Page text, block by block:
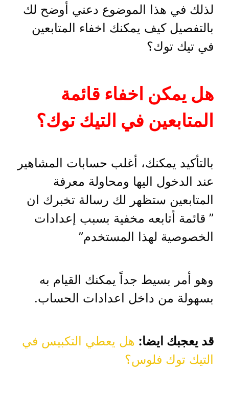
لذلك في هذا الموضوع دعني أوضح لك
بالتفصيل كيف يمكنك اخفاء المتابعين
في تيك توك؟
هل يمكن اخفاء قائمة
المتابعين في التيك توك؟
بالتأكيد يمكنك، أغلب حسابات المشاهير
عند الدخول اليها ومحاولة معرفة
المتابعين ستظهر لك رسالة تخبرك ان
” قائمة أتابعه مخفية بسبب إعدادات
الخصوصية لهذا المستخدم”
وهو أمر بسيط جداً يمكنك القيام به
بسهولة من داخل اعدادات الحساب.
قد يعجبك ايضا: هل يعطي التكبيس في
التيك توك فلوس؟